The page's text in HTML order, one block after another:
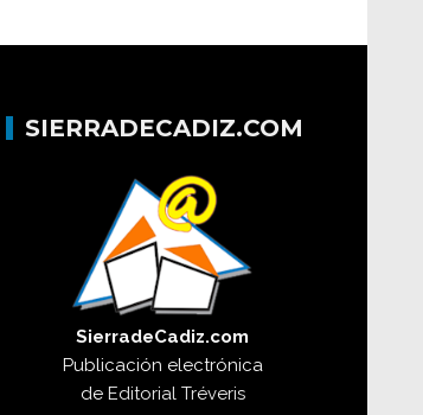
SIERRADECADIZ.COM
SierradeCadiz.com
Publicación electrónica
de Editorial Tréveris